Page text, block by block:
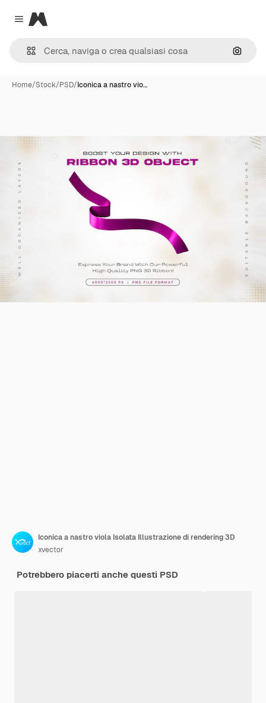
Close menu
Magnific
Cerca
Home/Stock/PSD/Iconica a nastro vio…
Iconica a nastro viola Isolata Illustrazione di rendering 3D
xvector
Potrebbero piacerti anche questi PSD